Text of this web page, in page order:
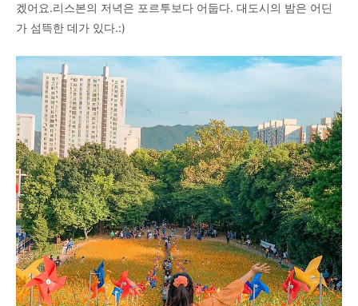
겠어요.리스본의 저녁은 포르투보다 어둡다. 대도시의 밤은 어딘
가 섬뜩한 데가 있다.:)